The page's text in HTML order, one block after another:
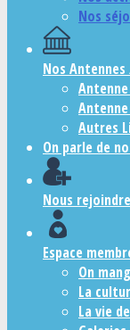
Nos
Nos Antennes
Autres
On parle de
Nous rejoindre
Espace
On
La
La vie